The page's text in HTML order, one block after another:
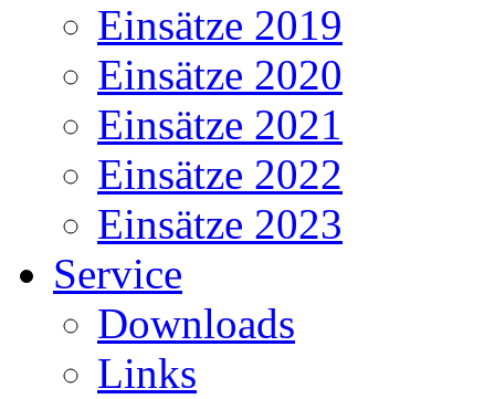
Einsätze 2019
Einsätze 2020
Einsätze 2021
Einsätze 2022
Einsätze 2023
Service
Downloads
Links